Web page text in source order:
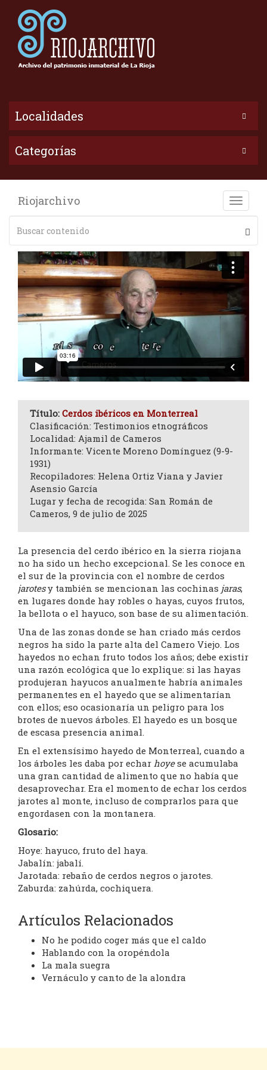
Localidades
Categorías
Toggle
Riojarchivo
Título: Cerdos ibéricos en Monterreal
Clasificación: Testimonios etnográficos
Localidad: Ajamil de Cameros
Informante: Vicente Moreno Domínguez (9-9-
1931)
Recopiladores: Helena Ortiz Viana y Javier
Asensio García
Lugar y fecha de recogida: San Román de
Cameros, 9 de julio de 2025
La presencia del cerdo ibérico en la sierra riojana
no ha sido un hecho excepcional. Se les conoce en
el sur de la provincia con el nombre de cerdos
jarotesy también se mencionan las cochinas jaras,
en lugares donde hay robles o hayas, cuyos frutos,
la bellota o el hayuco, son base de su alimentación.
Una de las zonas donde se han criado más cerdos
negros ha sido la parte alta del Camero Viejo. Los
hayedos no echan fruto todos los años; debe existir
una razón ecológica que lo explique: si las hayas
produjeran hayucos anualmente habría animales
permanentes en el hayedo que se alimentarían
con ellos; eso ocasionaría un peligro para los
brotes de nuevos árboles. El hayedo es un bosque
de escasa presencia animal.
En el extensísimo hayedo de Monterreal, cuando a
los árboles les daba por echar hoyese acumulaba
una gran cantidad de alimento que no había que
desaprovechar. Era el momento de echar los cerdos
jarotes al monte, incluso de comprarlos para que
engordasen con la montanera.
Glosario:
Hoye: hayuco, fruto del haya.
Jabalín: jabalí.
Jarotada: rebaño de cerdos negros o jarotes.
Zaburda: zahúrda, cochiquera.
Artículos Relacionados
No he podido coger más que el caldo
Hablando con la oropéndola
La mala suegra
Vernáculo y canto de la alondra